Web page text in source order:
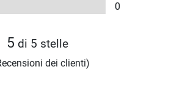
0
5 di 5 stelle
dei clienti)